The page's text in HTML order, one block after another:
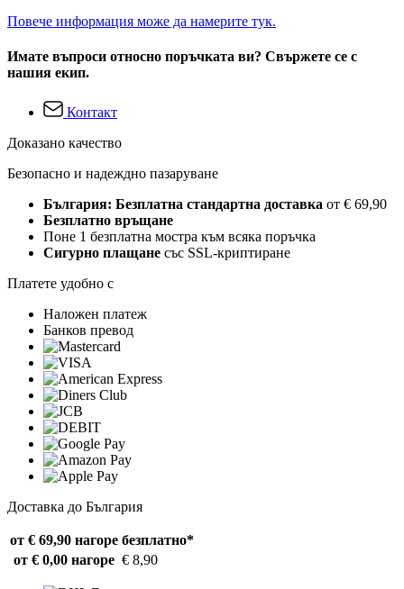
Повече информация може да намерите тук.
Имате въпроси относно поръчката ви? Свържете се с
нашия екип.
Контакт
Доказано качество
Безопасно и надеждно пазаруване
България: Безплатна стандартна доставка от € 69,90
Безплатно връщане
Поне 1 безплатна мостра към всяка поръчка
Сигурно плащане със SSL-криптиране
Платете удобно с
Наложен платеж
Банков превод
Доставка до България
от € 69,90 нагоре безплатно*
от € 0,00 нагоре € 8,90